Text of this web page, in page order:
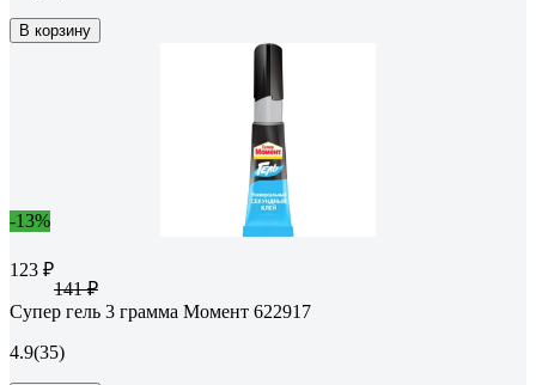
В корзину
-13%
123 ₽
141 ₽
Супер гель 3 грамма Момент 622917
4.9(35)